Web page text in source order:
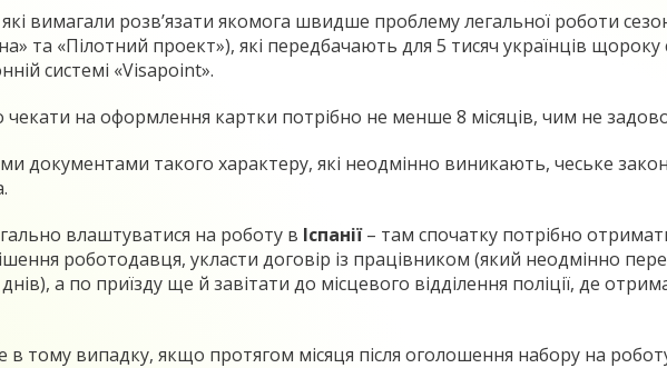
вимагали розв’язати якомога швидше проблему легальної роботи
та «Пілотний проект»), які передбачають для 5 тисяч українців
системі «Visapoint».
на оформлення картки потрібно не менше 8 місяців, чим не
документами такого характеру, які неодмінно виникають, чеське
влаштуватися на роботу в Іспанії– там спочатку потрібно
роботодавця, укласти договір із працівником (який неодмінно
а по приїзду ще й завітати до місцевого відділення поліції, де
тому випадку, якщо протягом місяця після оголошення набору на